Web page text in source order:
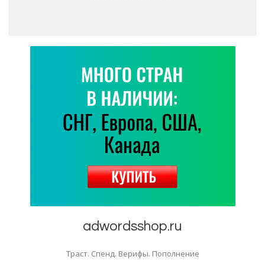
adwordsshop.ru
Траст. Спенд. Верифы. Пополнение